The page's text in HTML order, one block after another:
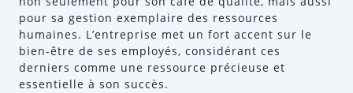
pour sa gestion exemplaire des ressources
humaines. L’entreprise met un fort accent sur le
bien-être de ses employés, considérant ces
derniers comme une ressource précieuse et
essentielle à son succès.